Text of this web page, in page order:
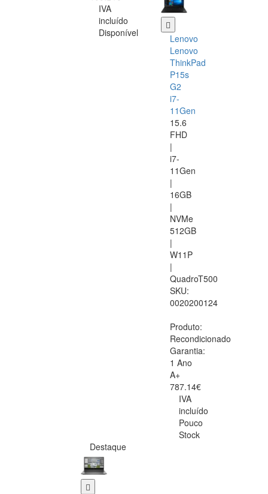
IVA
incluído
Disponível
Lenovo
Lenovo
ThinkPad
P15s
G2
i7-
11Gen
15.6
FHD
|
i7-
11Gen
|
16GB
|
NVMe
512GB
|
W11P
|
QuadroT500
SKU:
0020200124
Produto:
Recondicionado
Garantia:
1 Ano
A+
787.14€
IVA
incluído
Pouco
Stock
Destaque